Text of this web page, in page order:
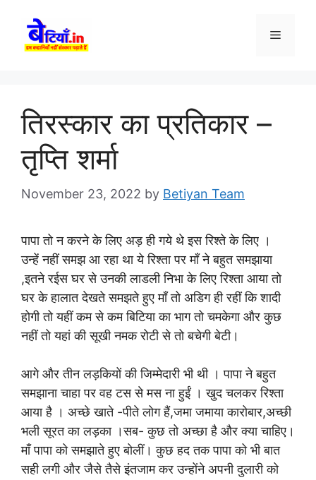
content
Menu
तिरस्कार का प्रतिकार –
तृप्ति शर्मा
November 23, 2022 by Betiyan Team
पापा तो न करने के लिए अड़ ही गये थे इस रिश्ते के लिए ।
उन्हें नहीं समझ आ रहा था ये रिश्ता पर माँ ने बहुत समझाया
,इतने रईस घर से उनकी लाडली निभा के लिए रिश्ता आया तो
घर के हालात देखते समझते हुए माँ तो अडिग ही रहीं कि शादी
होगी तो यहीं कम से कम बिटिया का भाग तो चमकेगा और कुछ
नहीं तो यहां की सूखी नमक रोटी से तो बचेगी बेटी।
आगे और तीन लड़कियों की जिम्मेदारी भी थी । पापा ने बहुत
समझाना चाहा पर वह टस से मस ना हुईं । खुद चलकर रिश्ता
आया है । अच्छे खाते -पीते लोग हैं,जमा जमाया कारोबार,अच्छी
भली सूरत का लड़का ।सब- कुछ तो अच्छा है और क्या चाहिए।
माँ पापा को समझाते हुए बोलीं। कुछ हद तक पापा को भी बात
सही लगी और जैसे तैसे इंतजाम कर उन्होंने अपनी दुलारी को